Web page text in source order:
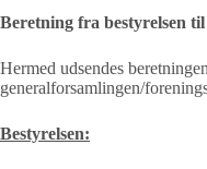
Beretning fra bestyrelsen
Hermed udsendes
generalforsamlingen/
Bestyrelsen: